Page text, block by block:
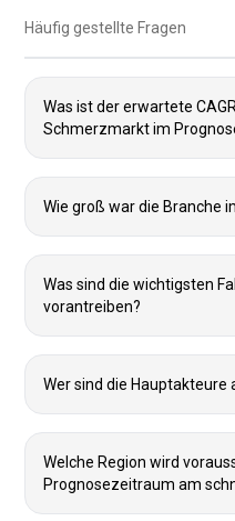
Häufig gestellte Fragen
Was ist der erwartete
Schmerzmarkt im
Wie groß war die Branche
Was sind die wichtigsten
vorantreiben?
Wer sind die Hauptakteure
Welche Region wird
Prognosezeitraum am